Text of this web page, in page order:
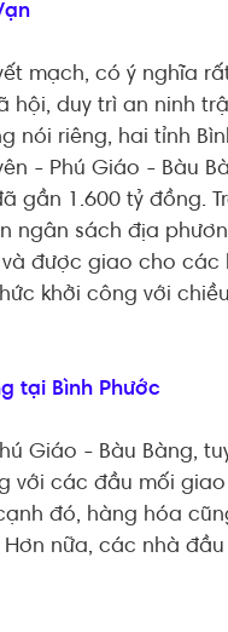
mạch, có ý nghĩa
hội, duy trì an ninh
nói riêng, hai tỉnh
- Phú Giáo - Bàu
gần 1.600 tỷ đồng.
ngân sách địa
được giao cho
khởi công với
tại Bình Phước
Giáo - Bàu Bàng,
với các đầu mối
cạnh đó, hàng hóa
nữa, các nhà